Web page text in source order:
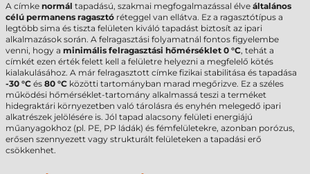
A címke normál tapadású, szakmai megfogalmazással élve általános
célú permanens ragasztó réteggel van ellátva. Ez a ragasztótípus a
legtöbb sima és tiszta felületen kiváló tapadást biztosít az ipari
alkalmazások során. A felragasztási folyamatnál fontos figyelembe
venni, hogy a minimális felragasztási hőmérséklet 0 °C, tehát a
címkét ezen érték felett kell a felületre helyezni a megfelelő kötés
kialakulásához. A már felragasztott címke fizikai stabilitása és tapadása
-30 °C és 80 °C közötti tartományban marad megőrizve. Ez a széles
működési hőmérséklet-tartomány alkalmassá teszi a terméket
hidegraktári környezetben való tárolásra és enyhén melegedő ipari
alkatrészek jelölésére is. Jól tapad alacsony felületi energiájú
műanyagokhoz (pl. PE, PP ládák) és fémfelületekre, azonban porózus,
erősen szennyezett vagy strukturált felületeken a tapadási erő
csökkenhet.